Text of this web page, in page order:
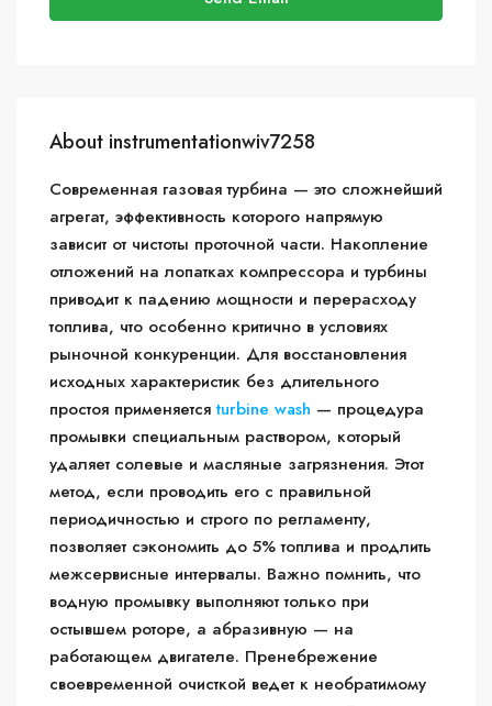
About instrumentationwiv7258
Современная газовая турбина — это сложнейший
агрегат, эффективность которого напрямую
зависит от чистоты проточной части. Накопление
отложений на лопатках компрессора и турбины
приводит к падению мощности и перерасходу
топлива, что особенно критично в условиях
рыночной конкуренции. Для восстановления
исходных характеристик без длительного
простоя применяетсяturbine wash — процедура
промывки специальным раствором, который
удаляет солевые и масляные загрязнения. Этот
метод, если проводить его с правильной
периодичностью и строго по регламенту,
позволяет сэкономить до 5% топлива и продлить
межсервисные интервалы. Важно помнить, что
водную промывку выполняют только при
остывшем роторе, а абразивную — на
работающем двигателе. Пренебрежение
своевременной очисткой ведет к необратимому